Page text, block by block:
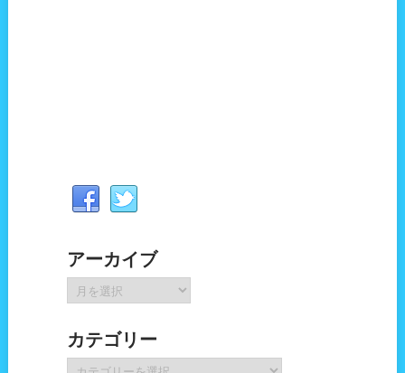
アーカイブ
ー
イ
ブ
カテゴリー